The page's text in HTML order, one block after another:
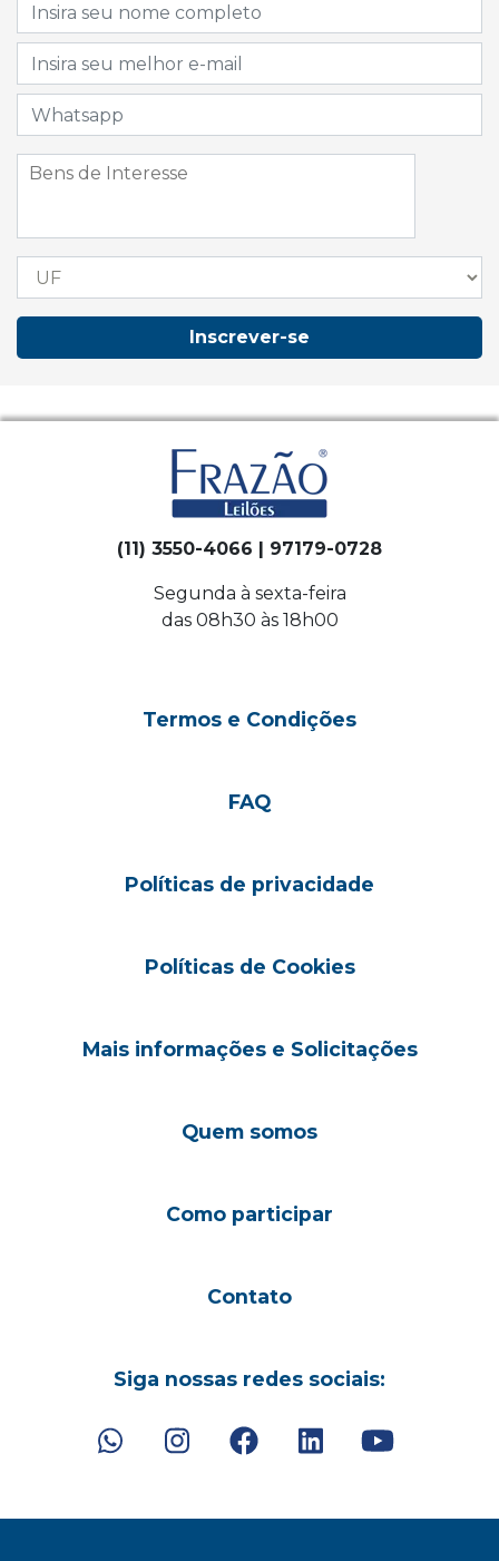
Inscrever-se
(11) 3550-4066 | 97179-0728
Segunda à sexta-feira
das 08h30 às 18h00
Termos e Condições
FAQ
Políticas de privacidade
Políticas de Cookies
Mais informações e Solicitações
Quem somos
Como participar
Contato
Siga nossas redes sociais: